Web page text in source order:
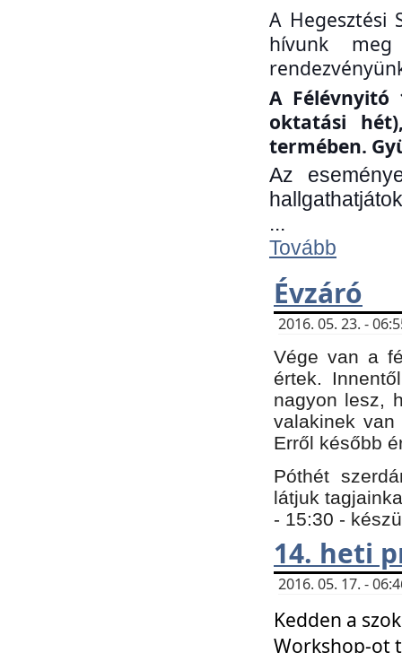
A Hegesztési
hívunk
A Félévnyitó
oktatási
termében.
Az
...
Tovább
Évzáró
2016. 05. 23. -
Vége van a
értek.
nagyon lesz,
valakinek
Erről később
Póthét
látjuk
- 15:30 -
14. heti
2016. 05. 17. -
Kedden a
Workshop-ot